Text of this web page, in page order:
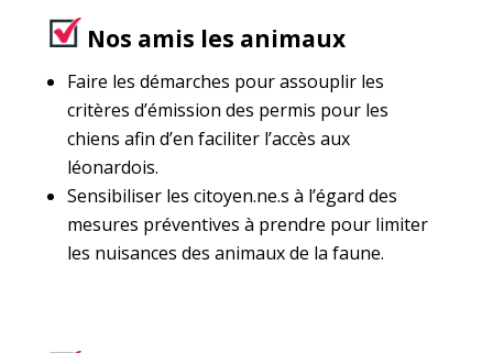
Nos amis les animaux
Faire les démarches pour assouplir les
critères d’émission des permis pour les
chiens afin d’en faciliter l’accès aux
léonardois.
Sensibiliser les citoyen.ne.s à l’égard des
mesures préventives à prendre pour limiter
les nuisances des animaux de la faune.